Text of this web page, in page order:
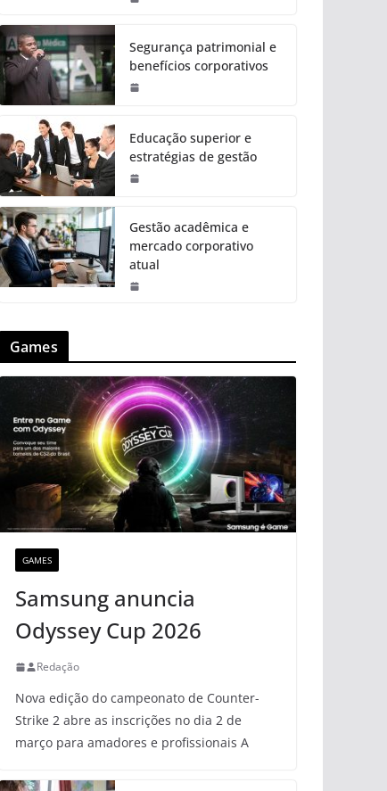
Segurança patrimonial e
benefícios corporativos
Educação superior e
estratégias de gestão
Gestão acadêmica e
mercado corporativo
atual
Games
GAMES
Samsung anuncia
Odyssey Cup 2026
Redação
Nova edição do campeonato de Counter-
Strike 2 abre as inscrições no dia 2 de
março para amadores e profissionais A